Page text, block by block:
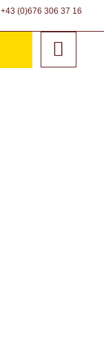
+43 (0)676 306 37 16